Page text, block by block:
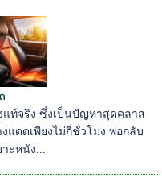
แท้จริง ซึ่งเป็นปัญหาสุดคลาส
แดดเพียงไม่กี่ชั่วโมง พอกลับ
ะหนัง...